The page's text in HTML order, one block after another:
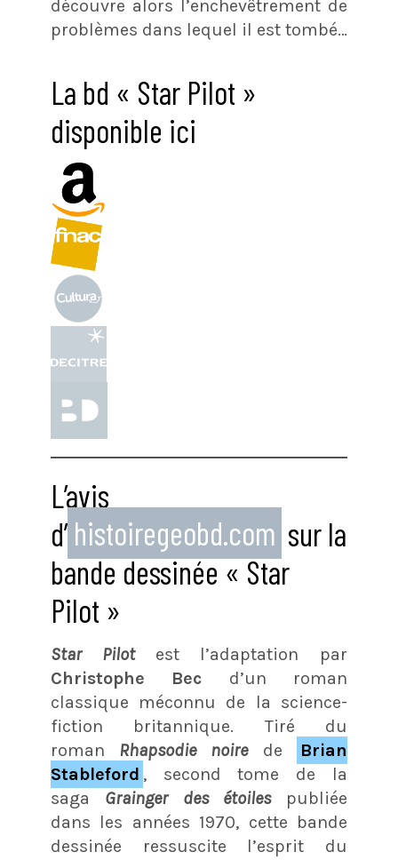
découvre alors l’enchevêtrement de
problèmes dans lequel il est tombé…
La bd « Star Pilot »
disponible ici
L’avis
d’ histoiregeobd.com sur la
bande dessinée « Star
Pilot »
Star Pilot
est l’adaptation par
Christophe Bec d’un roman
classique méconnu de la science-
fiction britannique. Tiré du
roman Rhapsodie noirede
Brian
Stableford , second tome de la
saga Grainger des étoilespubliée
dans les années 1970, cette bande
dessinée ressuscite l’esprit du